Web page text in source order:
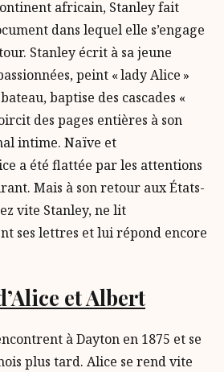
africain, Stanley fait
dans lequel elle s’engage
Stanley écrit à sa jeune
peint « lady Alice »
baptise des cascades «
des pages entières à son
intime. Naïve et
a été flattée par les attentions
Mais à son retour aux États-
vite Stanley, ne lit
ses lettres et lui répond encore
et Albert
à Dayton en 1875 et se
plus tard. Alice se rend vite